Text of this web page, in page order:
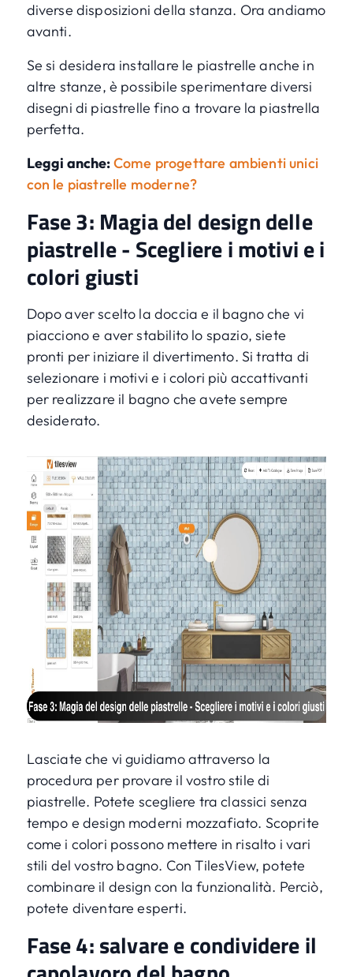
diverse disposizioni della stanza. Ora andiamo
avanti.
Se si desidera installare le piastrelle anche in
altre stanze, è possibile sperimentare diversi
disegni di piastrelle fino a trovare la piastrella
perfetta.
Leggi anche:Come progettare ambienti unici
con le piastrelle moderne?
Fase 3: Magia del design delle
piastrelle - Scegliere i motivi e i
colori giusti
Dopo aver scelto la doccia e il bagno che vi
piacciono e aver stabilito lo spazio, siete
pronti per iniziare il divertimento. Si tratta di
selezionare i motivi e i colori più accattivanti
per realizzare il bagno che avete sempre
desiderato.
Lasciate che vi guidiamo attraverso la
procedura per provare il vostro stile di
piastrelle. Potete scegliere tra classici senza
tempo e design moderni mozzafiato. Scoprite
come i colori possono mettere in risalto i vari
stili del vostro bagno. Con TilesView, potete
combinare il design con la funzionalità. Perciò,
potete diventare esperti.
Fase 4: salvare e condividere il